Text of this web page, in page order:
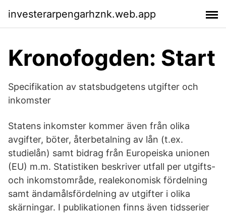
investerarpengarhznk.web.app
Kronofogden: Start
Specifikation av statsbudgetens utgifter och
inkomster
Statens inkomster kommer även från olika
avgifter, böter, återbetalning av lån (t.ex.
studielån) samt bidrag från Europeiska unionen
(EU) m.m. Statistiken beskriver utfall per utgifts-
och inkomstområde, realekonomisk fördelning
samt ändamålsfördelning av utgifter i olika
skärningar. I publikationen finns även tidsserier